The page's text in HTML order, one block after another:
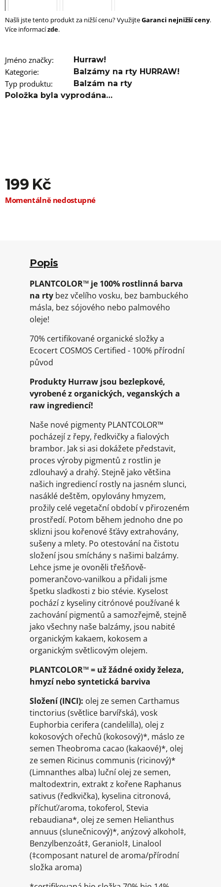
Našli jste tento produkt za nižší cenu? VyužijteGaranci nejnižší ceny.
Více informacízde.
Jméno značky: Hurraw!
Kategorie: Balzámy na rty HURRAW!
Typ produktu:
Balzám na rty
Položka byla vyprodána…
199 Kč
Měrná
Momentálně nedostupné
Popis
PLANTCOLOR™ je 100% rostlinná barva
na rty bez včelího vosku, bez bambuckého
másla, bez sójového nebo palmového
oleje!
70% certifikované organické složky a
Ecocert COSMOS Certified - 100% přírodní
původ
Produkty Hurraw jsou bezlepkové,
vyrobené z organických, veganských a
raw ingrediencí!
Naše nové pigmenty PLANTCOLOR™
pocházejí z řepy, ředkvičky a fialových
brambor. Jak si asi dokážete představit,
proces výroby pigmentů z rostlin je
zdlouhavý a drahý. Stejně jako většina
našich ingrediencí rostly na jasném slunci,
nasáklé deštěm, opylovány hmyzem,
prožily celé vegetační období v přirozeném
prostředí. Potom během jednoho dne po
sklizni jsou kořenové šťávy extrahovány,
sušeny a mlety. Po otestování na čistotu
složení jsou smíchány s našimi balzámy.
Lehce jsme je ovoněli třešňově-
pomerančovo-vanilkou a přidali jsme
špetku sladkosti z bio stévie. Kyselost
pochází z kyseliny citrónové používané k
zachování pigmentů a samozřejmě, stejně
jako všechny naše balzámy, jsou nabité
organickým kakaem, kokosem a
organickým světlicovým olejem.
PLANTCOLOR™ = už žádné oxidy železa,
hmyzí nebo syntetická barviva
Složení (INCI): olej ze semen Carthamus
tinctorius (světlice barvířská), vosk
Euphorbia cerifera (candelilla), olej z
kokosových ořechů (kokosový)*, máslo ze
semen Theobroma cacao (kakaové)*, olej
ze semen Ricinus communis (ricinový)*
(Limnanthes alba) luční olej ze semen,
maltodextrin, extrakt z kořene Raphanus
sativus (ředkvička), kyselina citronová,
příchuť/aroma, tokoferol, Stevia
rebaudiana*, olej ze semen Helianthus
annuus (slunečnicový)*, anýzový alkohol‡,
Benzylbenzoát‡, Geraniol‡, Linalool
(‡composant naturel de aroma/přírodní
složka aroma)
e
m
100%
EZ
KANEKALON
FR6B
89